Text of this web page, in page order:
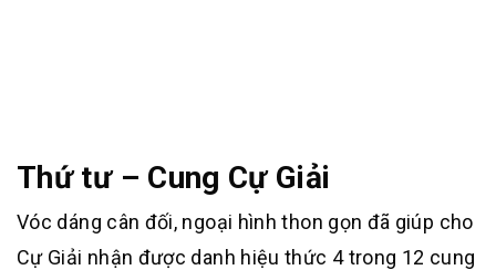
Thứ tư – Cung Cự Giải
Vóc dáng cân đối, ngoại hình thon gọn đã giúp cho
Cự Giải nhận được danh hiệu thức 4 trong 12 cung